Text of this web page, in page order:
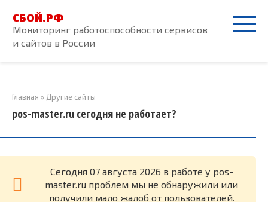
контенту
СБОЙ.РФ
Мониторинг работоспособности сервисов
и сайтов в России
Главная » Другие сайты
pos-master.ru сегодня не работает?
Cегодня 07 августа 2026 в работе у pos-
master.ru проблем мы не обнаружили или
получили мало жалоб от пользователей.